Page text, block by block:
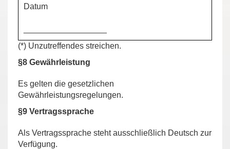
Datum
(*) Unzutreffendes streichen.
§8 Gewährleistung
Es gelten die gesetzlichen
Gewährleistungsregelungen.
§9 Vertragssprache
Als Vertragssprache steht ausschließlich Deutsch zur
Verfügung.